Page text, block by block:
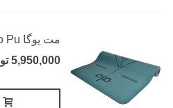
مت یوگا WARRIOR Alo Pu سبز
5,950,000 تومان